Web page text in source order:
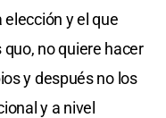
y el que
no quiere hacer
y después no los
y a nivel